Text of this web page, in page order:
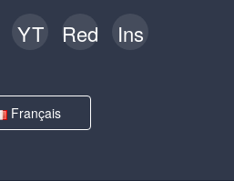
YT Red Ins
Français